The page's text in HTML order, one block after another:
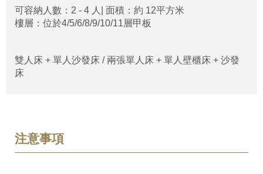
可容納人數：2 - 4 人| 面積：約 12平方米
樓層：位於4/5/6/8/9/10/11層甲板
雙人床 + 單人沙發床 / 兩張單人床 + 單人壁櫃床 + 沙發
床
注意事項